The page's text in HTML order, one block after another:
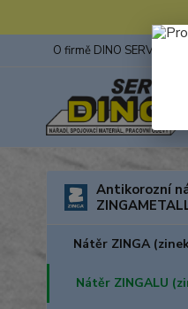
O firmě DINO SERVIS s.r.o.
Antikorozní
Nátěr ZINGA
Nátěr ZINGALU